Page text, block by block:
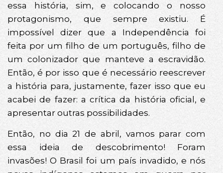
essa história, sim, e colocando o nosso
protagonismo, que sempre existiu. É
impossível dizer que a Independência foi
feita por um filho de um português, filho de
um colonizador que manteve a escravidão.
Então, é por isso que é necessário reescrever
a história para, justamente, fazer isso que eu
acabei de fazer: a crítica da história oficial, e
apresentar outras possibilidades.
Então, no dia 21 de abril, vamos parar com
essa ideia de descobrimento! Foram
invasões! O Brasil foi um país invadido, e nós